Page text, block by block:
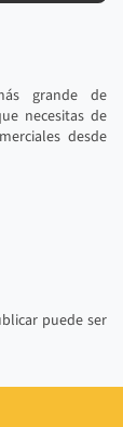
grande de
necesitas de
desde
puede ser